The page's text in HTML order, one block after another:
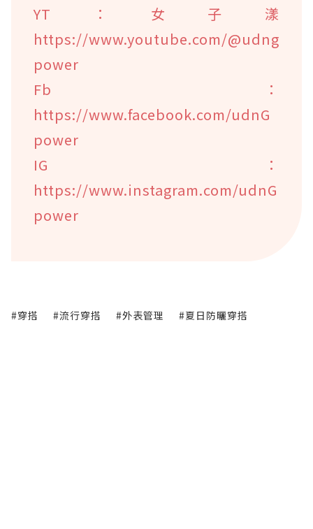
YT：女子漾
https://www.youtube.com/@udng
power
Fb：
https://www.facebook.com/udnG
power
IG：
https://www.instagram.com/udnG
power
#穿搭 #流行穿搭 #外表管理 #夏日防曬穿搭